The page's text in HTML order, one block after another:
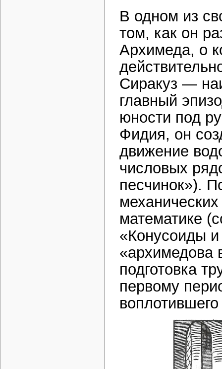
В одном из
том, как он
Архимеда, о
Сиракуз —
главный
юности под
Фидия, он
движение
числовых
песчинок»).
математике
«Конусоиды
«архимедова
подготовка
первому